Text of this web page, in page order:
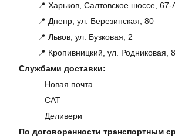
📍 Харьков, Салтовское шоссе, 67-
📍 Днепр, ул. Березинская, 80
📍 Львов, ул. Бузковая, 2
📍 Кропивницкий, ул. Родниковая,
Службами доставки:
Новая почта
САТ
Деливери
По договоренности транспортным